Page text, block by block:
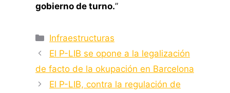
gobierno de turno.”
Categorías
Infraestructuras
El P-LIB se opone a la legalización
de facto de la okupación en Barcelona
El P-LIB, contra la regulación de